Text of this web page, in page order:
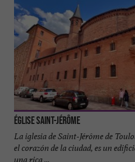
Église Saint-Jérôme
La iglesia de Saint-Jérôme de
el corazón de la ciudad, es un
una rica ...